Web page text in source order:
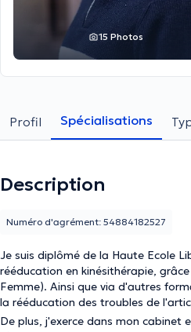
15 Photos
Profil Spécialisations
Description
Je suis diplômé de la Haute Ecole
rééducation en kinésithérapie,
Femme). Ainsi que via d'autres
la rééducation des troubles de
De plus, j'exerce dans mon cabinet
Numéro d'agrément: 54884182527